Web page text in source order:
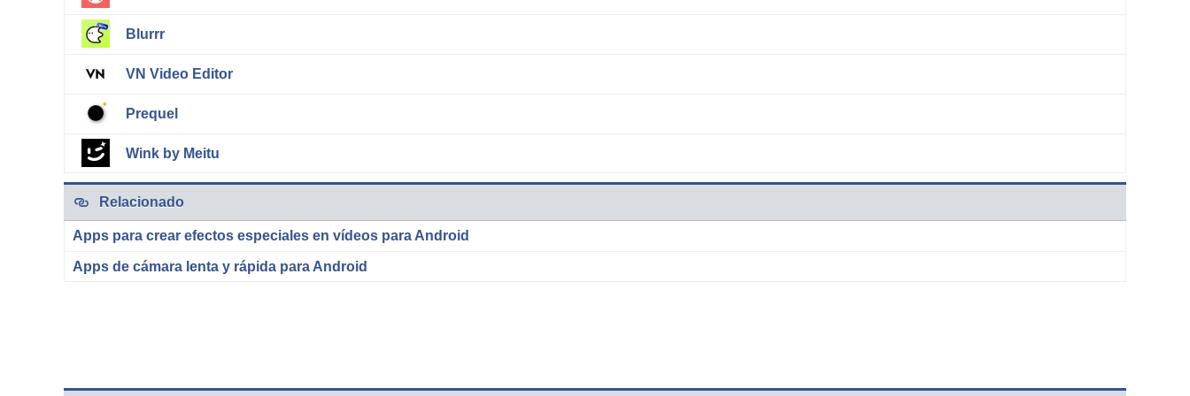
Blurrr
VN Video Editor
Prequel
Wink by Meitu
Relacionado
Apps para crear efectos especiales en vídeos para Android
Apps de cámara lenta y rápida para Android